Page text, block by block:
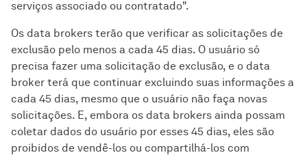
serviços associado ou contratado".
Os data brokers terão que verificar as solicitações de
exclusão pelo menos a cada 45 dias. O usuário só
precisa fazer uma solicitação de exclusão, e o data
broker terá que continuar excluindo suas informações a
cada 45 dias, mesmo que o usuário não faça novas
solicitações. E, embora os data brokers ainda possam
coletar dados do usuário por esses 45 dias, eles são
proibidos de vendê-los ou compartilhá-los com